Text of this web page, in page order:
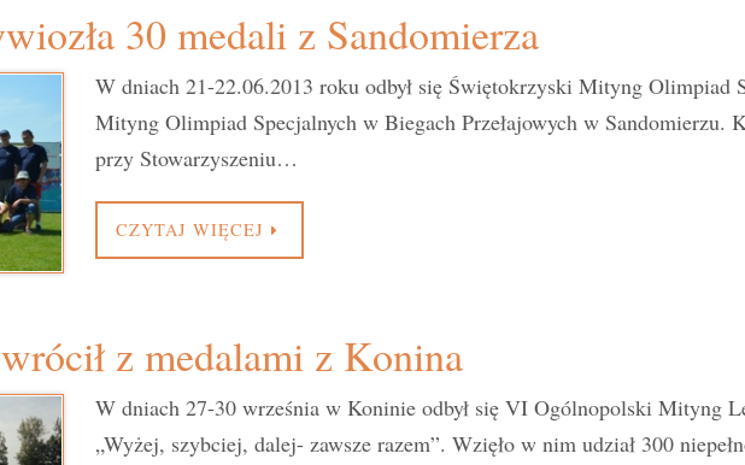
30 medali z Sandomierza
W dniach 21-22.06.2013 roku odbył się Świętokrzyski Mityng
Mityng Olimpiad Specjalnych w Biegach Przełajowych w Sandomierzu.
przy Stowarzyszeniu…
CZYTAJ WIĘCEJ
z medalami z Konina
W dniach 27-30 września w Koninie odbył się VI Ogólnopolski Mityng
„Wyżej, szybciej, dalej- zawsze razem”. Wzięło w nim udział 300